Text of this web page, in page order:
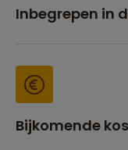
Inbegrepen in
Bijkomende